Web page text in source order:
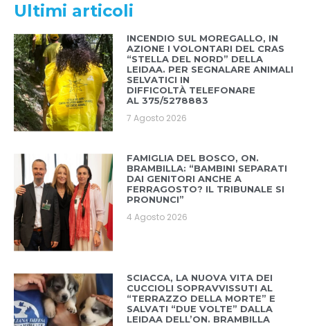
Ultimi articoli
INCENDIO SUL MOREGALLO, IN
AZIONE I VOLONTARI DEL CRAS
“STELLA DEL NORD” DELLA
LEIDAA. PER SEGNALARE ANIMALI
SELVATICI IN
DIFFICOLTÀ TELEFONARE
AL 375/5278883
7 Agosto 2026
FAMIGLIA DEL BOSCO, ON.
BRAMBILLA: “BAMBINI SEPARATI
DAI GENITORI ANCHE A
FERRAGOSTO? IL TRIBUNALE SI
PRONUNCI”
4 Agosto 2026
SCIACCA, LA NUOVA VITA DEI
CUCCIOLI SOPRAVVISSUTI AL
“TERRAZZO DELLA MORTE” E
SALVATI “DUE VOLTE” DALLA
LEIDAA DELL’ON. BRAMBILLA